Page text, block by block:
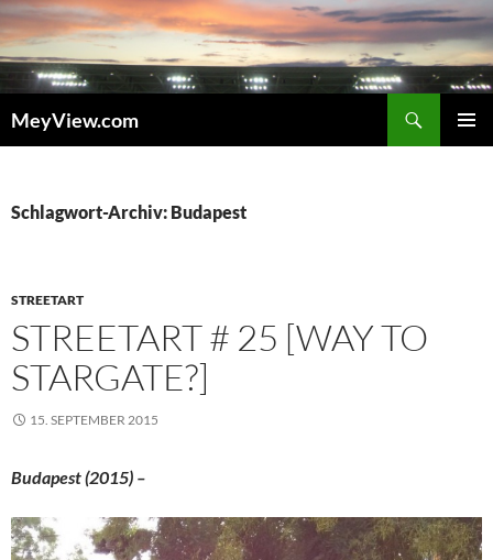
Zum
Inhalt
springen
MeyView.com
Schlagwort-Archiv: Budapest
STREETART
STREETART # 25 [WAY TO
STARGATE?]
15. SEPTEMBER 2015
Budapest (2015) –